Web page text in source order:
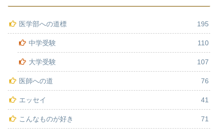
医学部への道標 195
中学受験 110
大学受験 107
医師への道 76
エッセイ 41
こんなものが好き 71